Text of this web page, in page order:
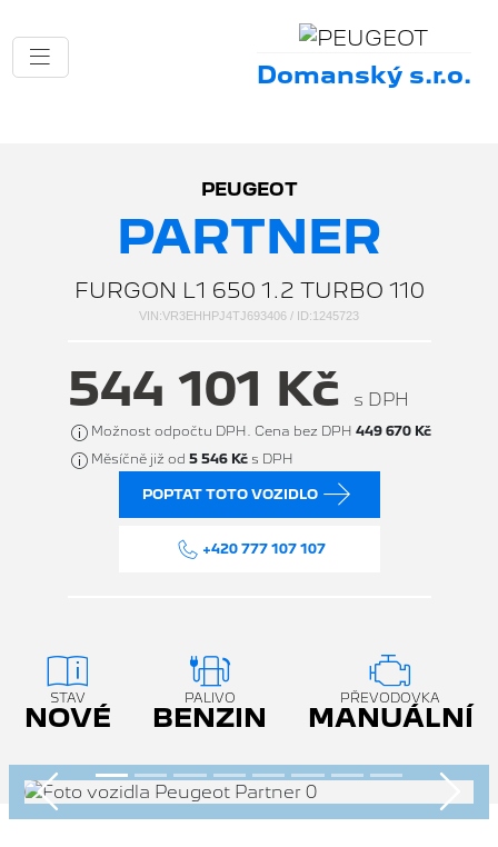
Domanský s.r.o.
Předchozí
PEUGEOT
PARTNER
FURGON L1 650 1.2 TURBO 110
VIN:VR3EHHPJ4TJ693406 / ID:1245723
544 101 Kč s DPH
Možnost odpočtu DPH. Cena bez DPH 449 670 Kč
Měsíčně již od 5 546 Kč s DPH
POPTAT TOTO VOZIDLO
+420 777 107 107
STAV
NOVÉ
PALIVO
BENZIN
PŘEVODOVKA
MANUÁLNÍ